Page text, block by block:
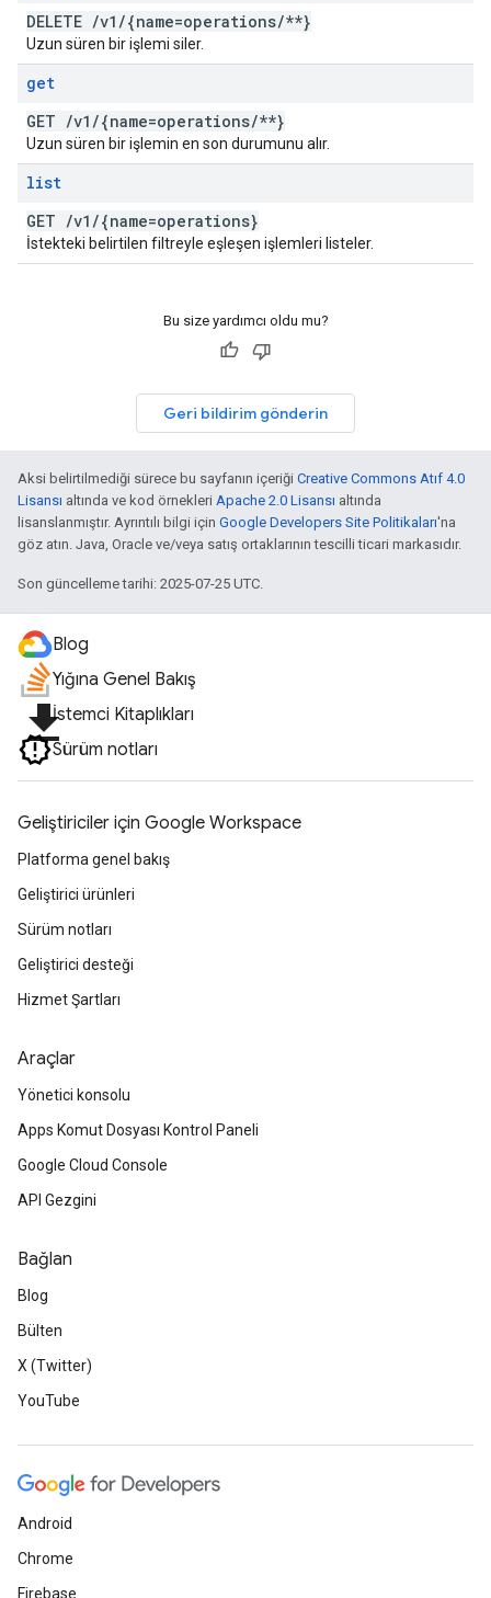
DELETE /v1 /{name=operations/**}
Uzun süren bir işlemi siler.
get
GET /v1 /{name=operations/**}
Uzun süren bir işlemin en son durumunu alır.
list
GET /v1 /{name=operations}
İstekteki belirtilen filtreyle eşleşen işlemleri listeler.
Bu size yardımcı oldu mu?
Geri bildirim gönderin
Aksi belirtilmediği sürece bu sayfanın içeriği Creative Commons Atıf 4.0
Lisansı altında ve kod örnekleri Apache 2.0 Lisansı altında
lisanslanmıştır. Ayrıntılı bilgi için Google Developers Site Politikaları'na
göz atın. Java, Oracle ve/veya satış ortaklarının tescilli ticari markasıdır.
Son güncelleme tarihi: 2025-07-25 UTC.
Blog
Yığına Genel Bakış
file_downloadİstemci Kitaplıkları
Sürüm notları
Geliştiriciler için Google Workspace
Platforma genel bakış
Geliştirici ürünleri
Sürüm notları
Geliştirici desteği
Hizmet Şartları
Araçlar
Yönetici konsolu
Apps Komut Dosyası Kontrol Paneli
Google Cloud Console
API Gezgini
Bağlan
Blog
Bülten
X (Twitter)
YouTube
Android
Chrome
Firebase